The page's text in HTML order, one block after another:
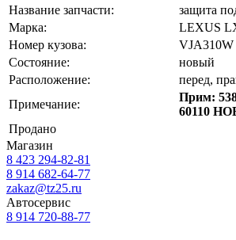
Название запчасти:
защита
Марка:
LEXUS
Номер кузова:
VJA310W
Состояние:
новый
Расположение:
перед,
Примечание:
Прим:
60110
Продано
Магазин
8 423 294-82-81
8 914 682-64-77
zakaz@tz25.ru
Автосервис
8 914 720-88-77